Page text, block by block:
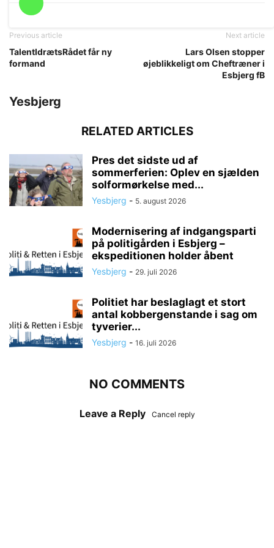
Previous article
TalentIdrætsRådet får ny
formand
Next article
Lars Olsen stopper
øjeblikkeligt om Cheftræner i
Esbjerg fB
Yesbjerg
RELATED ARTICLES
Pres det sidste ud af
sommerferien: Oplev en sjælden
solformørkelse med...
Yesbjerg - 5. august 2026
Modernisering af indgangsparti
på politigården i Esbjerg –
ekspeditionen holder åbent
Yesbjerg - 29. juli 2026
Politiet har beslaglagt et stort
antal kobbergenstande i sag om
tyverier...
Yesbjerg - 16. juli 2026
NO COMMENTS
Leave a Reply Cancel reply